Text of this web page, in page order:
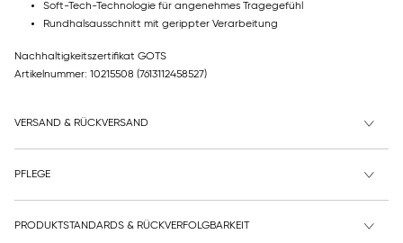
Soft-Tech-Technologie für angenehmes Tragegefühl
Rundhalsausschnitt mit gerippter Verarbeitung
Nachhaltigkeitszertifikat GOTS
Artikelnummer: 10215508 (7613112458527)
VERSAND & RÜCKVERSAND
PFLEGE
PRODUKTSTANDARDS & RÜCKVERFOLGBARKEIT